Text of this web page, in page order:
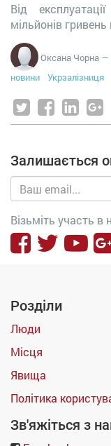
Від
мільйонів
Оксана Чорна —
новини
Укрзалізниця
Залишається
Візьміть участь
Розділи
Люди
Місця
Явища
Політика
Зв'яжіться з